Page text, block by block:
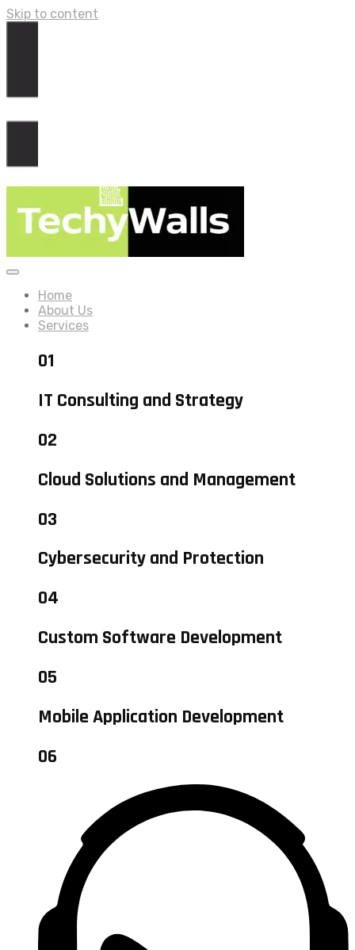
Skip to content
Home
About Us
Services
01
IT Consulting and Strategy
02
Cloud Solutions and Management
03
Cybersecurity and Protection
04
Custom Software Development
05
Mobile Application Development
06